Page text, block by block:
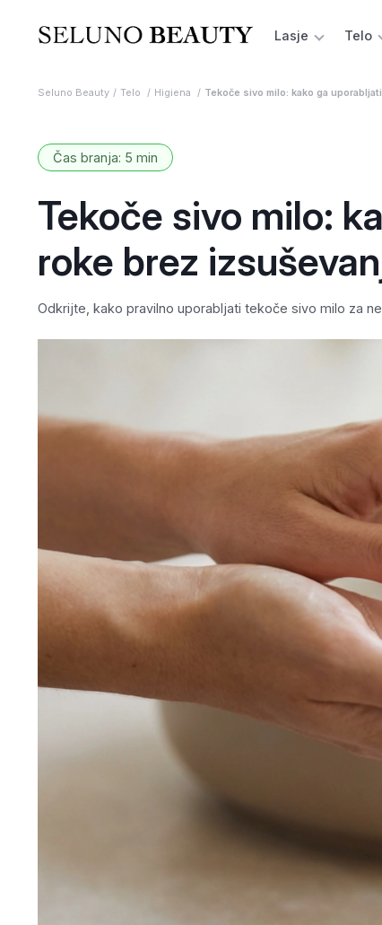
Lasje Telo
Seluno Beauty Telo Higiena Tekoče sivo milo: kako ga
Čas branja: 5 min
Tekoče sivo milo:
roke brez
Odkrijte, kako pravilno uporabljati tekoče sivo milo za